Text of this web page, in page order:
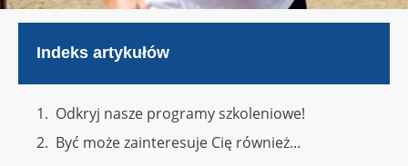
Indeks artykułów
Odkryj nasze programy szkoleniowe!
Być może zainteresuje Cię również...